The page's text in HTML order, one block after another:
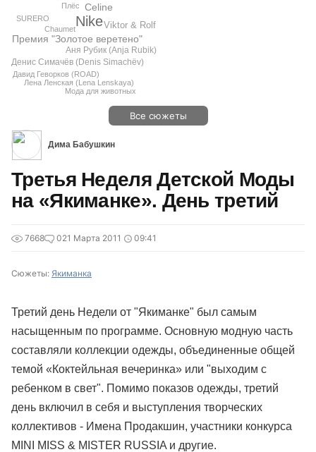
Nike
Celine
Премия "Золотое веретено"
Viktor & Rolf
Аня Рубик (Anja Rubik)
Денис Симачёв (Denis Simachёv)
Давид Геворков (ROAD)
Плёс
Chaumet
Мода для животных
Лена Ленская (Lena Lenskaya)
SURERO
Все сюжеты
Дима Бабушкин
Третья Неделя Детской Моды
на «Якиманке». День третий
7668 021 Марта 2011 09:41
Сюжеты: Якиманка
Третий день Недели от "Якиманке" был самым
насыщенным по программе. Основную модную часть
составляли коллекции одежды, объединенные общей
темой «Коктейльная вечеринка» или "выходим с
ребенком в свет". Помимо показов одежды, третий
день включил в себя и выступления творческих
коллективов - Имена Продакшин, участники конкурса
MINI MISS & MISTER RUSSIA и другие.